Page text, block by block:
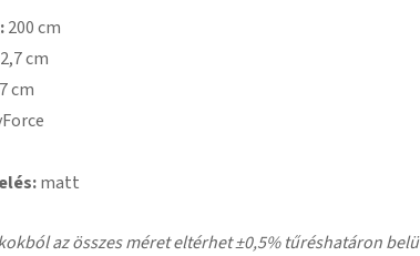
200 cm
2,7 cm
cm
matt
az összes méret eltérhet ±0,5% tűréshatáron